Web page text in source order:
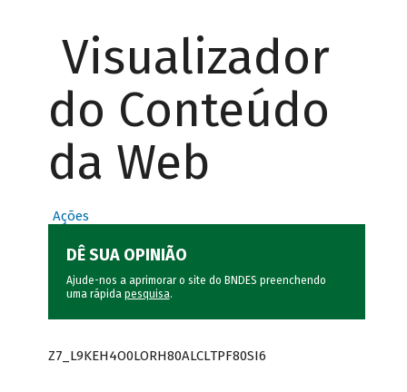
Visualizador
do Conteúdo
da Web
Ações
DÊ SUA OPINIÃO
Ajude-nos a aprimorar o site do BNDES preenchendo
uma rápida pesquisa.
Z7_L9KEH4O0LORH80ALCLTPF80SI6